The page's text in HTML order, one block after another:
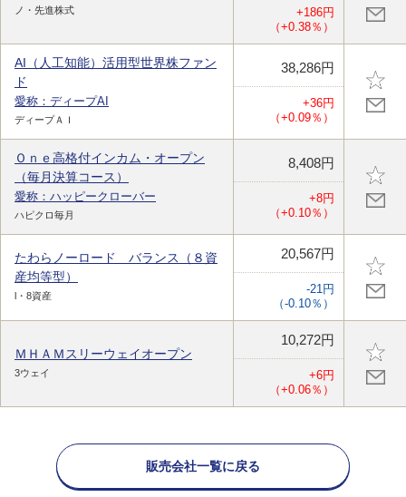
ノ・先進株式
+186円
（+0.38％）
AI（人工知能）活用型世界株ファン
ド
愛称：ディープAI
ディープＡＩ
38,286円
+36円
（+0.09％）
Ｏｎｅ高格付インカム・オープン
（毎月決算コース）
愛称：ハッピークローバー
ハピクロ毎月
8,408円
+8円
（+0.10％）
たわらノーロード バランス（８資
産均等型）
l・8資産
20,567円
-21円
（-0.10％）
ＭＨＡＭスリーウェイオープン
3ウェイ
10,272円
+6円
（+0.06％）
販売会社一覧に戻る